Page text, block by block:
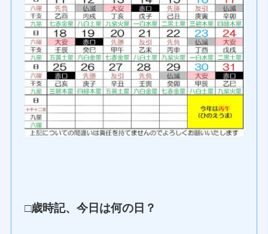
□歳時記、今日は何の日？